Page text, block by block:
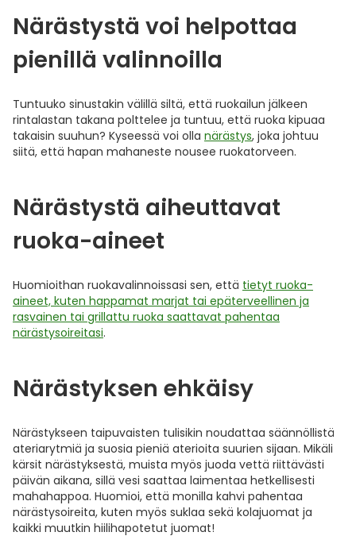
Närästystä voi helpottaa
pienillä valinnoilla
Tuntuuko sinustakin välillä siltä, että ruokailun jälkeen
rintalastan takana polttelee ja tuntuu, että ruoka kipuaa
takaisin suuhun? Kyseessä voi olla närästys, joka johtuu
siitä, että hapan mahaneste nousee ruokatorveen.
Närästystä aiheuttavat
ruoka-aineet
Huomioithan ruokavalinnoissasi sen, että tietyt ruoka-
aineet, kuten happamat marjat tai epäterveellinen ja
rasvainen tai grillattu ruoka saattavat pahentaa
närästysoireitasi.
Närästyksen ehkäisy
Närästykseen taipuvaisten tulisikin noudattaa säännöllistä
ateriarytmiä ja suosia pieniä aterioita suurien sijaan. Mikäli
kärsit närästyksestä, muista myös juoda vettä riittävästi
päivän aikana, sillä vesi saattaa laimentaa hetkellisesti
mahahappoa. Huomioi, että monilla kahvi pahentaa
närästysoireita, kuten myös suklaa sekä kolajuomat ja
kaikki muutkin hiilihapotetut juomat!